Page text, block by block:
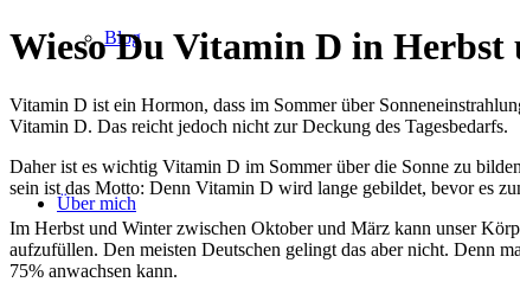
Blog
Über mich
Wieso Du Vitamin D in
Vitamin D ist ein Hormon, dass im Sommer über
Vitamin D. Das reicht jedoch nicht zur Deckung des Tagesbedarfs.
Daher ist es wichtig Vitamin D im Sommer über die Sonne zu
sein ist das Motto: Denn Vitamin D wird lange gebildet, bevor es
Im Herbst und Winter zwischen Oktober und März kann unser
aufzufüllen. Den meisten Deutschen gelingt das aber nicht. Denn
75% anwachsen kann.